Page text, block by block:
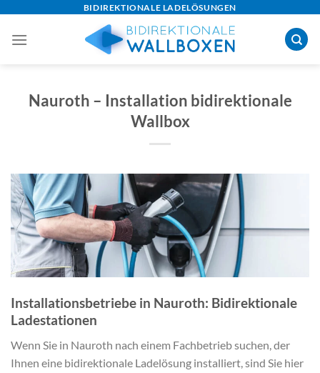
content
BIDIREKTIONALE LADELÖSUNGEN
Nauroth – Installation bidirektionale
Wallbox
Installationsbetriebe in Nauroth: Bidirektionale
Ladestationen
Wenn Sie in Nauroth nach einem Fachbetrieb suchen, der
Ihnen eine bidirektionale Ladelösung installiert, sind Sie hier